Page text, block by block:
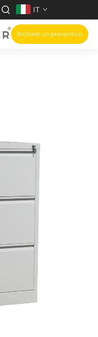
IT
Richiedi un preventivo